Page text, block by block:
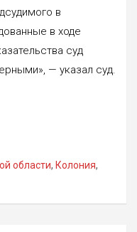
в
в ходе
суд
— указал суд.
области, Колония,